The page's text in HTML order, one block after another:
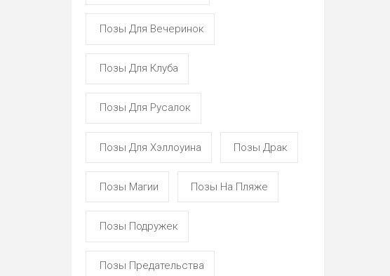
Позы Для Вечеринок
Позы Для Клуба
Позы Для Русалок
Позы Для Хэллоуина Позы Драк
Позы Магии Позы На Пляже
Позы Подружек
Позы Предательства